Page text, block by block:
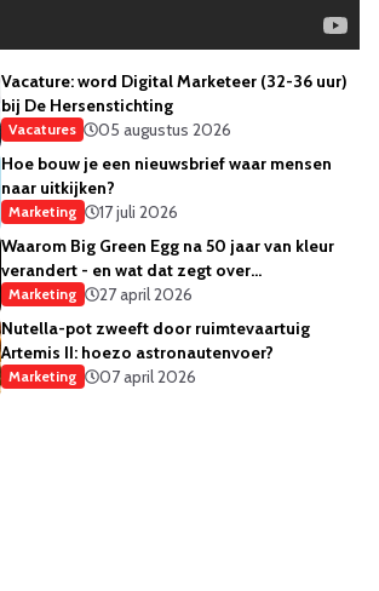
Vacature: word Digital Marketeer (32-36 uur)
bij De Hersenstichting
Vacatures
05 augustus 2026
Hoe bouw je een nieuwsbrief waar mensen
naar uitkijken?
Marketing
17 juli 2026
Waarom Big Green Egg na 50 jaar van kleur
verandert - en wat dat zegt over
merkstrategie
Marketing
27 april 2026
Nutella-pot zweeft door ruimtevaartuig
Artemis II: hoezo astronautenvoer?
Marketing 07 april 2026